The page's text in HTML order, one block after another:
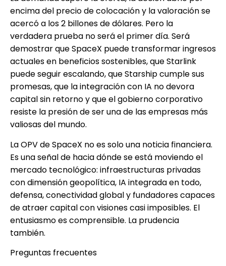
encima del precio de colocación y la valoración se
acercó a los 2 billones de dólares. Pero la
verdadera prueba no será el primer día. Será
demostrar que SpaceX puede transformar ingresos
actuales en beneficios sostenibles, que Starlink
puede seguir escalando, que Starship cumple sus
promesas, que la integración con IA no devora
capital sin retorno y que el gobierno corporativo
resiste la presión de ser una de las empresas más
valiosas del mundo.
La OPV de SpaceX no es solo una noticia financiera.
Es una señal de hacia dónde se está moviendo el
mercado tecnológico: infraestructuras privadas
con dimensión geopolítica, IA integrada en todo,
defensa, conectividad global y fundadores capaces
de atraer capital con visiones casi imposibles. El
entusiasmo es comprensible. La prudencia
también.
Preguntas frecuentes